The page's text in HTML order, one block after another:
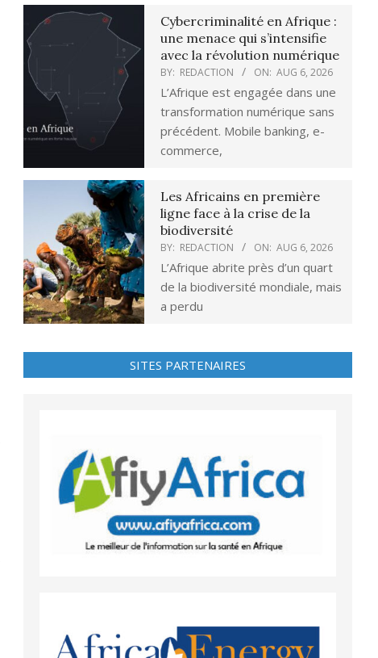
Cybercriminalité en Afrique :
une menace qui s’intensifie
avec la révolution numérique
BY: REDACTION ON: AUG 6, 2026
L’Afrique est engagée dans une
transformation numérique sans
précédent. Mobile banking, e-
commerce,
Les Africains en première
ligne face à la crise de la
biodiversité
BY: REDACTION ON: AUG 6, 2026
L’Afrique abrite près d’un quart
de la biodiversité mondiale, mais
a perdu
SITES PARTENAIRES